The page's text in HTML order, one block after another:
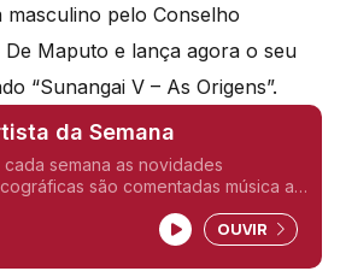
pelo Conselho
De Maputo e lança agora o seu
“Sunangai V – As Origens”.
da Semana
cada semana as novidades
são comentadas música a
OUVIR